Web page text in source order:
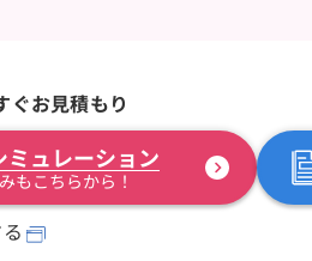
ぐお見積もり
ミュレーション
もこちらから！